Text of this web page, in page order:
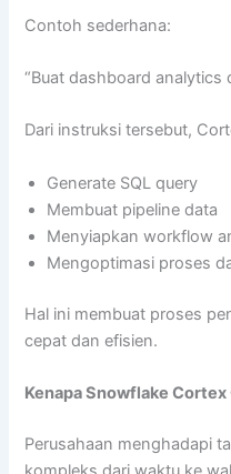
Contoh sederhana:
“Buat dashboard analytics
Dari instruksi tersebut,
Generate SQL query
Membuat pipeline data
Menyiapkan workflow
Mengoptimasi proses
Hal ini membuat proses
cepat dan efisien.
Kenapa Snowflake
Perusahaan menghadapi